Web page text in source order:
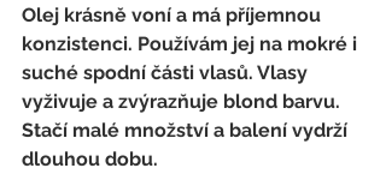
Olej krásně voní a má příjemnou
konzistenci. Používám jej na mokré i
suché spodní části vlasů. Vlasy
vyživuje a zvýrazňuje blond barvu.
Stačí malé množství a balení vydrží
dlouhou dobu.